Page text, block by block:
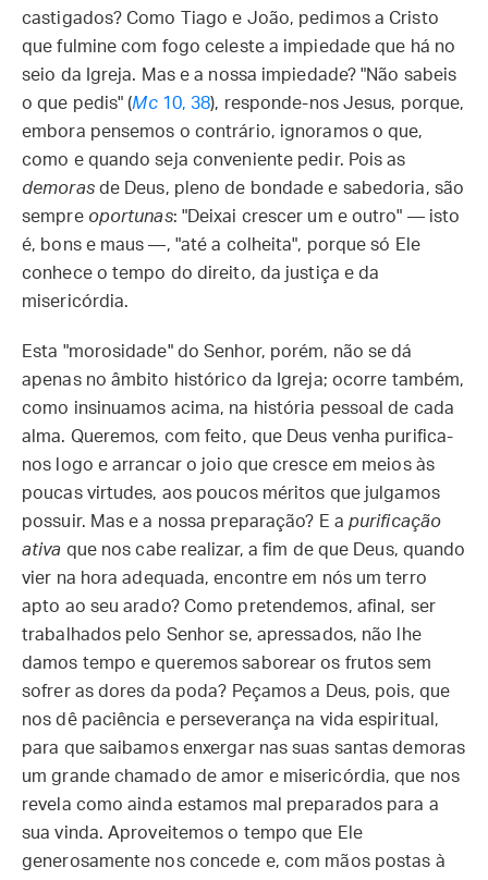
castigados? Como Tiago e João, pedimos a Cristo
que fulmine com fogo celeste a impiedade que há no
seio da Igreja. Mas e a nossa impiedade? "Não sabeis
o que pedis" (Mc10, 38), responde-nos Jesus, porque,
embora pensemos o contrário, ignoramos o que,
como e quando seja conveniente pedir. Pois as
demorasde Deus, pleno de bondade e sabedoria, são
sempre oportunas: "Deixai crescer um e outro" — isto
é, bons e maus —, "até a colheita", porque só Ele
conhece o tempo do direito, da justiça e da
misericórdia.
Esta "morosidade" do Senhor, porém, não se dá
apenas no âmbito histórico da Igreja; ocorre também,
como insinuamos acima, na história pessoal de cada
alma. Queremos, com feito, que Deus venha purifica-
nos logo e arrancar o joio que cresce em meios às
poucas virtudes, aos poucos méritos que julgamos
possuir. Mas e a nossa preparação? E a purificação
ativa que nos cabe realizar, a fim de que Deus, quando
vier na hora adequada, encontre em nós um terro
apto ao seu arado? Como pretendemos, afinal, ser
trabalhados pelo Senhor se, apressados, não lhe
damos tempo e queremos saborear os frutos sem
sofrer as dores da poda? Peçamos a Deus, pois, que
nos dê paciência e perseverança na vida espiritual,
para que saibamos enxergar nas suas santas demoras
um grande chamado de amor e misericórdia, que nos
revela como ainda estamos mal preparados para a
sua vinda. Aproveitemos o tempo que Ele
generosamente nos concede e, com mãos postas à